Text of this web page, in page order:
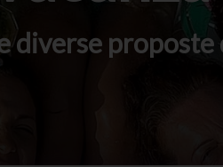
diverse